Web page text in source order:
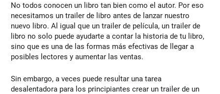
No todos conocen un libro tan bien como el autor. Por eso
necesitamos un trailer de libro antes de lanzar nuestro
nuevo libro. Al igual que un trailer de película, un trailer de
libro no solo puede ayudarte a contar la historia de tu libro,
sino que es una de las formas más efectivas de llegar a
posibles lectores y aumentar las ventas.
Sin embargo, a veces puede resultar una tarea
desalentadora para los principiantes crear un trailer de un